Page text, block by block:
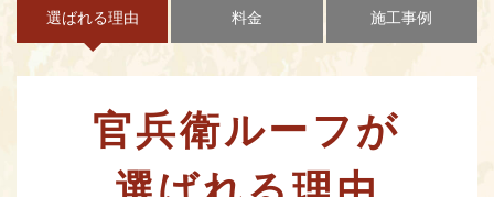
選ばれる理由 料金 施工事例
官兵衛ルーフが